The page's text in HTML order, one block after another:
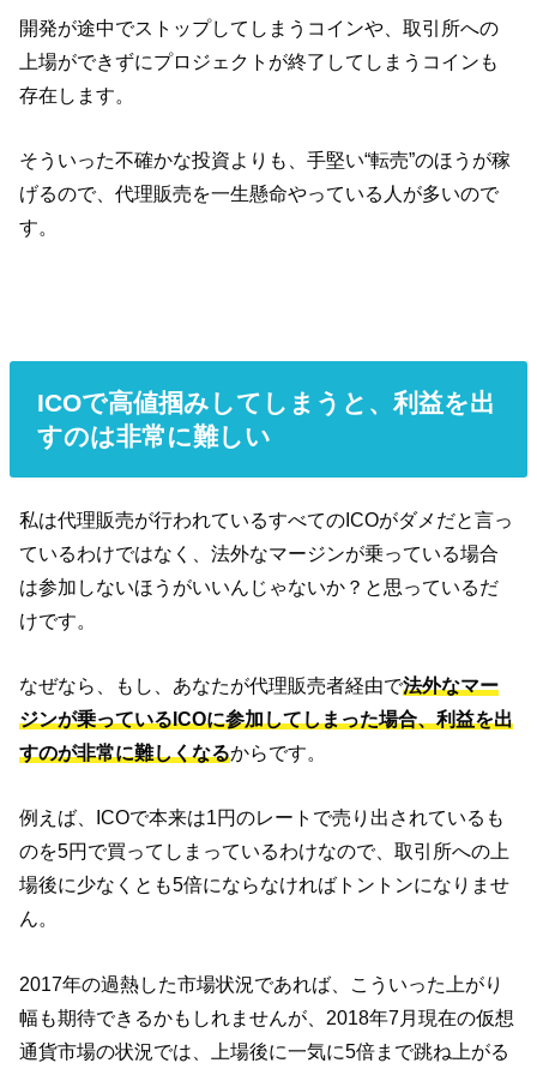
開発が途中でストップしてしまうコインや、取引所への
上場ができずにプロジェクトが終了してしまうコインも
存在します。
そういった不確かな投資よりも、手堅い“転売”のほうが稼
げるので、代理販売を一生懸命やっている人が多いので
す。
ICOで高値掴みしてしまうと、利益を出
すのは非常に難しい
私は代理販売が行われているすべてのICOがダメだと言っ
ているわけではなく、法外なマージンが乗っている場合
は参加しないほうがいいんじゃないか？と思っているだ
けです。
なぜなら、もし、あなたが代理販売者経由で法外なマー
ジンが乗っているICOに参加してしまった場合、利益を出
すのが非常に難しくなるからです。
例えば、ICOで本来は1円のレートで売り出されているも
のを5円で買ってしまっているわけなので、取引所への上
場後に少なくとも5倍にならなければトントンになりませ
ん。
2017年の過熱した市場状況であれば、こういった上がり
幅も期待できるかもしれませんが、2018年7月現在の仮想
通貨市場の状況では、上場後に一気に5倍まで跳ね上がる